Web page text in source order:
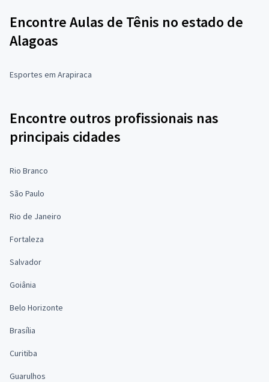
Encontre Aulas de Tênis no estado de
Alagoas
Esportes em Arapiraca
Encontre outros profissionais nas
principais cidades
Rio Branco
São Paulo
Rio de Janeiro
Fortaleza
Salvador
Goiânia
Belo Horizonte
Brasília
Curitiba
Guarulhos